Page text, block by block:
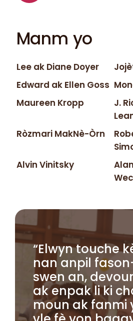
Manm yo
Lee ak Diane Doyer
Edward ak Ellen Goss
Maureen Kropp
J.
Ròzmari MakNè-Òrn
Alvin Vinitsky
“Elwyn touche
nan anpil
swen an,
ak enpak li ki
moun ak fanmi